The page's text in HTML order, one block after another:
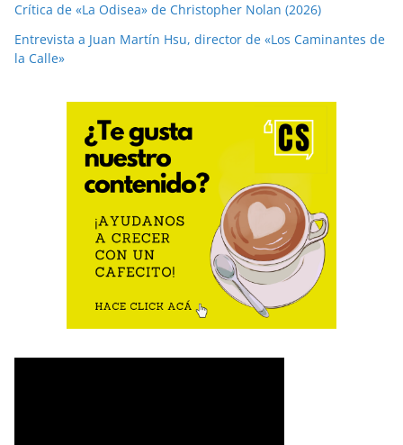
Crítica de «La Odisea» de Christopher Nolan (2026)
Entrevista a Juan Martín Hsu, director de «Los Caminantes de
la Calle»